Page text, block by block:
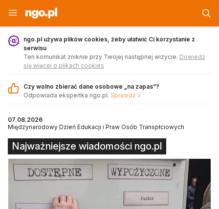
Strona główna - ngo.pl
ngo.pl używa plików cookies, żeby ułatwić Ci korzystanie z
serwisu
Ten komunikat zniknie przy Twojej następnej wizycie. Dowiedz
się więcej o plikach cookies
Czy wolno zbierać dane osobowe „na zapas”?
Odpowiada ekspertka ngo.pl. Sprawdź >
Najważniejsze wiadomości ngo.pl
07.08.2026
Międzynarodowy Dzień Edukacji i Praw Osób Transpłciowych
Polecamy